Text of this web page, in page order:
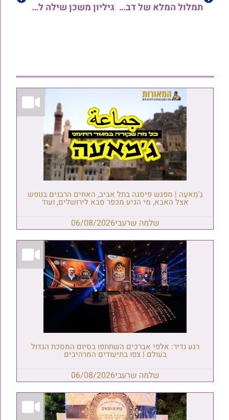
תמלול המלא של דברי הרב זמיר כהן – על הקורונה גיליון משכן שילה לפרשת ויקרא ה'תש"פ
גַ'מַאעַה | מפגש פיסגה בתל אביב, האחים הרבנים בנופש
אצל האבא, מי הגיע מכפר סבא לירושלים, ועוד
שלמה שרעבי06/08/2026
רגע נדיר: אלפי אברכים השתתפו בסיום המסכת הגדול
בעולם | צפו בתיעודים המרהיבים
שלמה שרעבי06/08/2026